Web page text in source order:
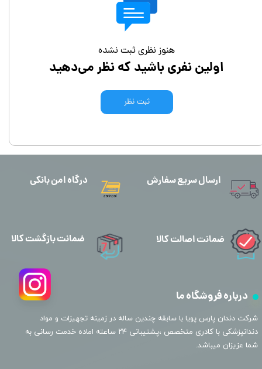
هنوز نظری ثبت نشده
اولین نفری باشید که نظر می‌دهید
ثبت نظر
ارسال سریع سفارش
درباره فروشگاه ما
​شرکت دندان پارس پویا با سابقه چندین ساله در زمینه تجهیزات و مواد
دندانپزشکی با کادری متخصص ،پشتیبانی ۲۴ ساعته اماده خدمت رسانی به
شما عزیزان میباشد.
درگاه امن بانکی
ضمانت اصالت کالا ضمانت بازگشت کالا